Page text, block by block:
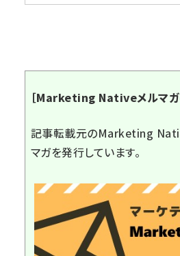
［Marketing Nativeメルマガ
記事転載元のMarketing
マガを発行しています。